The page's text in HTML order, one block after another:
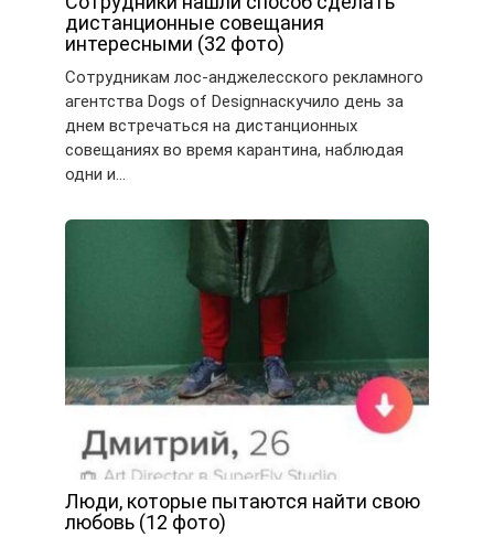
дистанционные совещания
интересными (32 фото)
Сотрудникам лос-анджелесского рекламного
агентства Dogs of Designнаскучило день за
днем встречаться на дистанционных
совещаниях во время карантина, наблюдая
одни и…
Люди, которые пытаются найти свою
любовь (12 фото)